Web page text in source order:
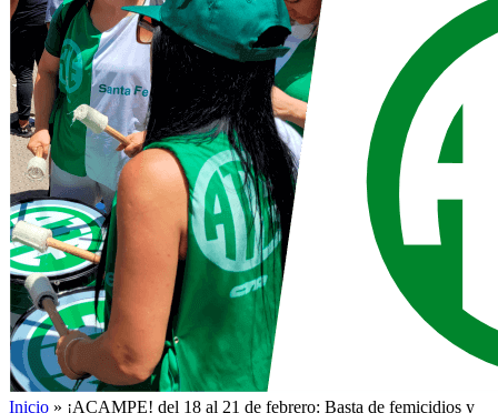
Inicio » ¡ACAMPE! del 18 al 21 de febrero: Basta de femicidios y